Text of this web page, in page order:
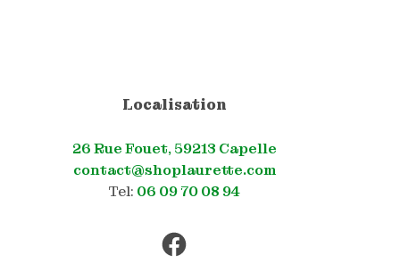
Localisation
26 Rue Fouet, 59213 Capelle
contact@shoplaurette.com
Tel: 06 09 70 08 94
Facebook